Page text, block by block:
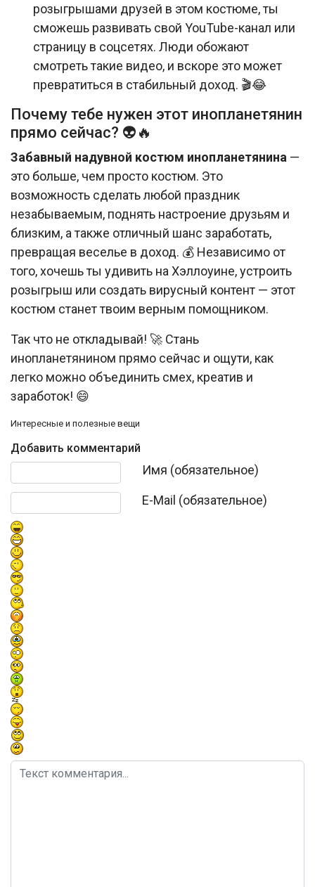
розыгрышами друзей в этом костюме, ты
сможешь развивать свой YouTube-канал или
страницу в соцсетях. Люди обожают
смотреть такие видео, и вскоре это может
превратиться в стабильный доход. 🎬😂
Почему тебе нужен этот инопланетянин
прямо сейчас? 👽🔥
Забавный надувной костюм инопланетянина —
это больше, чем просто костюм. Это
возможность сделать любой праздник
незабываемым, поднять настроение друзьям и
близким, а также отличный шанс заработать,
превращая веселье в доход. 💰 Независимо от
того, хочешь ты удивить на Хэллоуине, устроить
розыгрыш или создать вирусный контент — этот
костюм станет твоим верным помощником.
Так что не откладывай! 🚀 Стань
инопланетянином прямо сейчас и ощути, как
легко можно объединить смех, креатив и
заработок! 😄
Интересные и полезные вещи
Добавить комментарий
Имя (обязательное)
E-Mail (обязательное)
Текст комментария